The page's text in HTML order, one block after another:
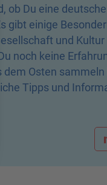
ob Du eine
gibt einige
und Kultur
noch keine
dem Osten
Tipps und
mit den